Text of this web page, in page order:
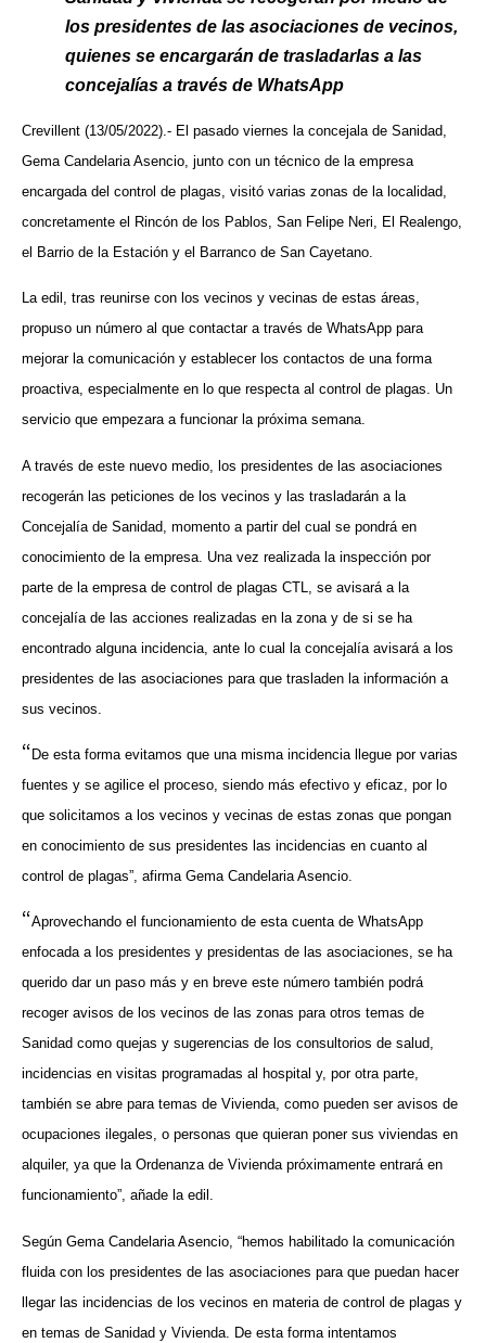
los presidentes de las asociaciones de vecinos,
quienes se encargarán de trasladarlas a las
concejalías a través de WhatsApp
Crevillent (13/05/2022).- El pasado viernes la concejala de Sanidad,
Gema Candelaria Asencio, junto con un técnico de la empresa
encargada del control de plagas, visitó varias zonas de la localidad,
concretamente el Rincón de los Pablos, San Felipe Neri, El Realengo,
el Barrio de la Estación y el Barranco de San Cayetano.
La edil, tras reunirse con los vecinos y vecinas de estas áreas,
propuso un número al que contactar a través de WhatsApp para
mejorar la comunicación y establecer los contactos de una forma
proactiva, especialmente en lo que respecta al control de plagas. Un
servicio que empezara a funcionar la próxima semana.
A través de este nuevo medio, los presidentes de las asociaciones
recogerán las peticiones de los vecinos y las trasladarán a la
Concejalía de Sanidad, momento a partir del cual se pondrá en
conocimiento de la empresa. Una vez realizada la inspección por
parte de la empresa de control de plagas CTL, se avisará a la
concejalía de las acciones realizadas en la zona y de si se ha
encontrado alguna incidencia, ante lo cual la concejalía avisará a los
presidentes de las asociaciones para que trasladen la información a
sus vecinos.
“ De esta forma evitamos que una misma incidencia llegue por varias
fuentes y se agilice el proceso, siendo más efectivo y eficaz, por lo
que solicitamos a los vecinos y vecinas de estas zonas que pongan
en conocimiento de sus presidentes las incidencias en cuanto al
control de plagas”, afirma Gema Candelaria Asencio.
“Aprovechando el funcionamiento de esta cuenta de WhatsApp
enfocada a los presidentes y presidentas de las asociaciones, se ha
querido dar un paso más y en breve este número también podrá
recoger avisos de los vecinos de las zonas para otros temas de
Sanidad como quejas y sugerencias de los consultorios de salud,
incidencias en visitas programadas al hospital y, por otra parte,
también se abre para temas de Vivienda, como pueden ser avisos de
ocupaciones ilegales, o personas que quieran poner sus viviendas en
alquiler, ya que la Ordenanza de Vivienda próximamente entrará en
funcionamiento”, añade la edil.
Según Gema Candelaria Asencio, “hemos habilitado la comunicación
fluida con los presidentes de las asociaciones para que puedan hacer
llegar las incidencias de los vecinos en materia de control de plagas y
en temas de Sanidad y Vivienda. De esta forma intentamos